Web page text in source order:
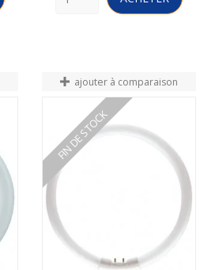
ajouter à comparaison
FIN DE STOCK